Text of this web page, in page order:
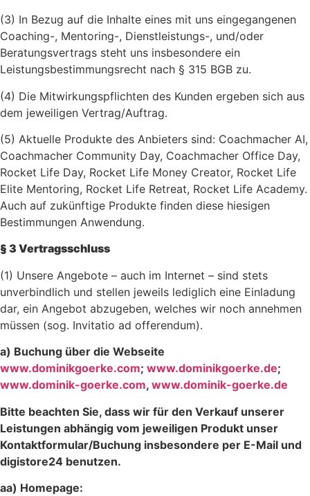
(3) In Bezug auf die Inhalte eines mit uns eingegangenen
Coaching-, Mentoring-, Dienstleistungs-, und/oder
Beratungsvertrags steht uns insbesondere ein
Leistungsbestimmungsrecht nach § 315 BGB zu.
(4) Die Mitwirkungspflichten des Kunden ergeben sich aus
dem jeweiligen Vertrag/Auftrag.
(5) Aktuelle Produkte des Anbieters sind: Coachmacher AI,
Coachmacher Community Day, Coachmacher Office Day,
Rocket Life Day, Rocket Life Money Creator, Rocket Life
Elite Mentoring, Rocket Life Retreat, Rocket Life Academy.
Auch auf zukünftige Produkte finden diese hiesigen
Bestimmungen Anwendung.
§ 3 Vertragsschluss
(1) Unsere Angebote – auch im Internet – sind stets
unverbindlich und stellen jeweils lediglich eine Einladung
dar, ein Angebot abzugeben, welches wir noch annehmen
müssen (sog. Invitatio ad offerendum).
a) Buchung über die Webseite
www.dominikgoerke.com; www.dominikgoerke.de;
www.dominik-goerke.com, www.dominik-goerke.de
Bitte beachten Sie, dass wir für den Verkauf unserer
Leistungen abhängig vom jeweiligen Produkt unser
Kontaktformular/Buchung insbesondere per E-Mail und
digistore24 benutzen.
aa) Homepage: